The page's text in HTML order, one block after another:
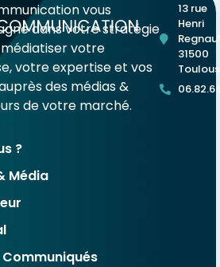
vous
dans votre stratégie
votre
votre expertise et vos
des médias &
de votre marché.
13 rue
Henri
31500
?
Média
Communiqués